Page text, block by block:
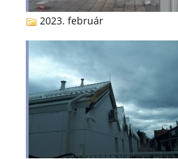
2023. február